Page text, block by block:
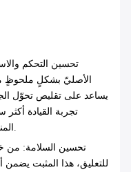
تحسين التحكم
الأصليّ بشكلٍ ملحوظٍ
يساعد على تقليص تحوّل
تجربة القيادة
تحسين السلامة: من
للتعليق، هذا المثبت